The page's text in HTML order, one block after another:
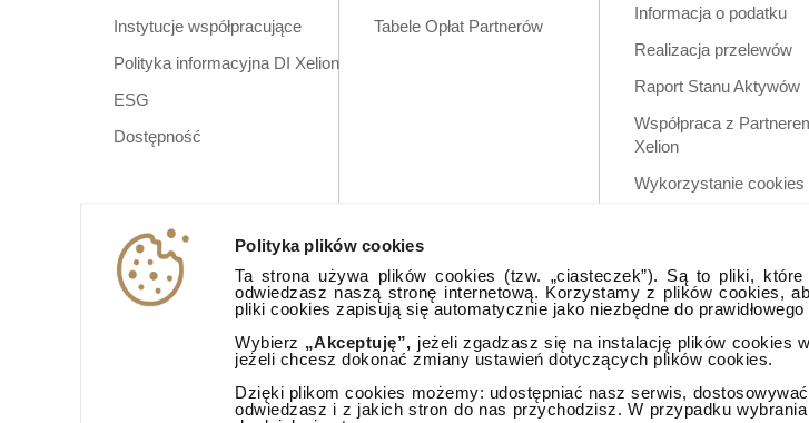
Polityka plików cookies
Ta strona używa plików cookies (tzw. „ciasteczek”). Są to pliki,
odwiedzasz naszą stronę internetową. Korzystamy z plików cookies,
pliki cookies zapisują się automatycznie jako niezbędne do prawidłowego
Wybierz „Akceptuję”, jeżeli zgadzasz się na instalację plików cookies
jeżeli chcesz dokonać zmiany ustawień dotyczących plików cookies.
Dzięki plikom cookies możemy: udostępniać nasz serwis,
odwiedzasz i z jakich stron do nas przychodzisz. W przypadku wybrania
Instytucje współpracujące
Polityka informacyjna DI Xelion
ESG
Dostępność
Tabele Opłat Partnerów
Informacja o podatku
Realizacja przelewów
Raport Stanu Aktywów
Współpraca z
Xelion
Wykorzystanie cookies
aplikacji mobilnej